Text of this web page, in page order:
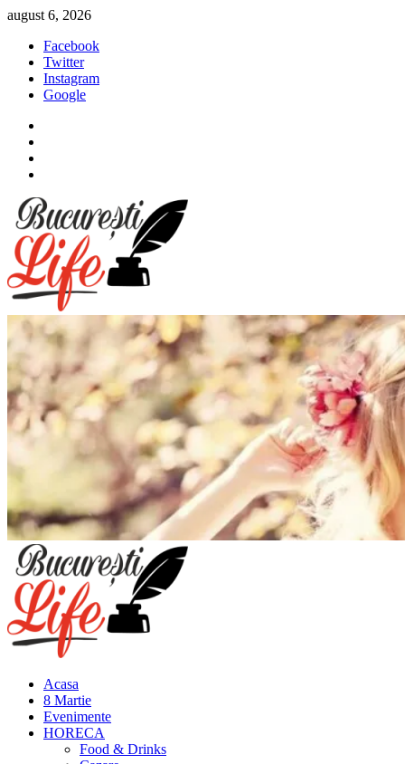
Sari
conținut
august 6, 2026
Facebook
Twitter
Instagram
Google
Meniu
principal
Acasa
8 Martie
Evenimente
HORECA
Food & Drinks